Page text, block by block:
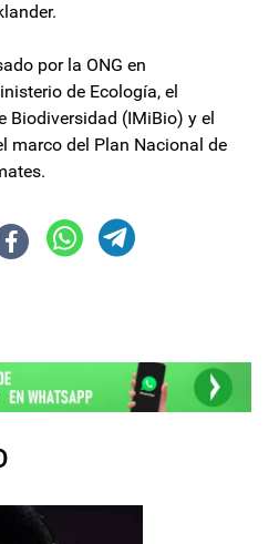
por la ONG en
de Ecología, el
Biodiversidad (IMiBio) y el
marco del Plan Nacional de